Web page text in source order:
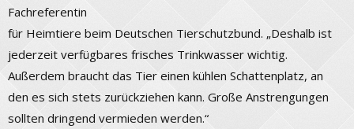
Fachreferentin
für Heimtiere beim Deutschen Tierschutzbund. „Deshalb ist
jederzeit verfügbares frisches Trinkwasser wichtig.
Außerdem braucht das Tier einen kühlen Schattenplatz, an
den es sich stets zurückziehen kann. Große Anstrengungen
sollten dringend vermieden werden.“